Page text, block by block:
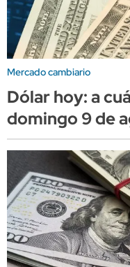
Mercado cambiario
Dólar hoy: a
domingo 9 de